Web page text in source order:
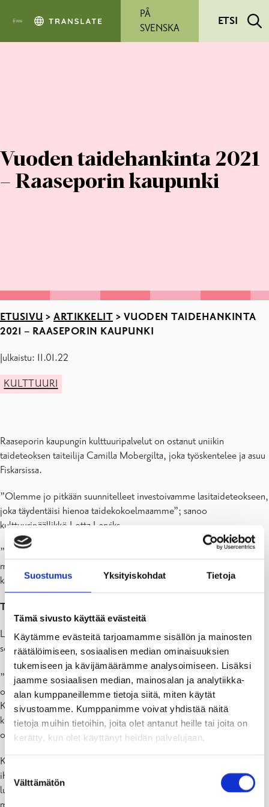
Suostumus Yksityiskohdat Tietoja
Tämä sivusto käyttää evästeitä
Käytämme evästeitä tarjoamamme sisällön ja mainosten
räätälöimiseen, sosiaalisen median ominaisuuksien
tukemiseen ja kävijämäärämme analysoimiseen. Lisäksi
jaamme sosiaalisen median, mainosalan ja analytiikka-
alan kumppaneillemme tietoja siitä, miten käytät
sivustoamme. Kumppanimme voivat yhdistää näitä
tietoja muihin tietoihin, joita olet antanut heille tai joita on
kerätty, kun olet käyttänyt heidän palvelujaan.
valinta
Välttämätön
PÅ
SVENSKA
ETSI
Vuoden taidehankinta 2021
– Raaseporin kaupunki
ETUSIVU > ARTIKKELIT > VUODEN TAIDEHANKINTA
2021 – RAASEPORIN KAUPUNKI
Julkaistu: 11.01.22
KULTTUURI
Raaseporin kaupungin kulttuuripalvelut on ostanut uniikin
taideteoksen taiteilija Camilla Mobergilta, joka työskentelee ja asuu
Fiskarsissa.
”Olemme jo pitkään suunnitelleet investoivamme lasitaideteokseen,
joka täydentäisi hienoa taidekokoelmaamme”; sanoo
kulttuuripäällikkö Lotta Lerviks
”Uusi kulttuuritalo avataan syksyllä ja DoReMi sopii erinomaisesti
musiikkiopiston tiloihin ja inspiroi siellä oppilaita, opettajia sekä
kaikkia muita kävijöitä; kertoo kulttuurisuunnittelija Sirpa Huusko.
Taiteilija Camilla Moberg
Lasiveistokseni käsittelevät ihmisen ja luonnon yhteenkuuluvuutta
sekä elämän haurautta.
”Kautta aikojen ihmisten tekemät luonnonkivimuodostelmat ovat
olleet merkityksellisiä ja eri kulttuureissa viestittäneet eri asioita.
Kivipinoja löytyy luonnosta ympäri maailmaa merkitsemään
kulkureittejä, näyttämään tietä muille – jättämään hiljaisen viestin
ohikulkijalle.
Kivimuodostelma symboloi minulle yhteisöllisyyttä ja inhimillisyyttä,
ihmisen ja luonnon yhteenkuuluvuutta. DoReMi on syntynyt
luonnonkivien ja kivimuodostelmien inspiroimana. Siinä on myös
muistumia linnuista ja hyönteisistä, joiden huikeita värejä ja kuvioita